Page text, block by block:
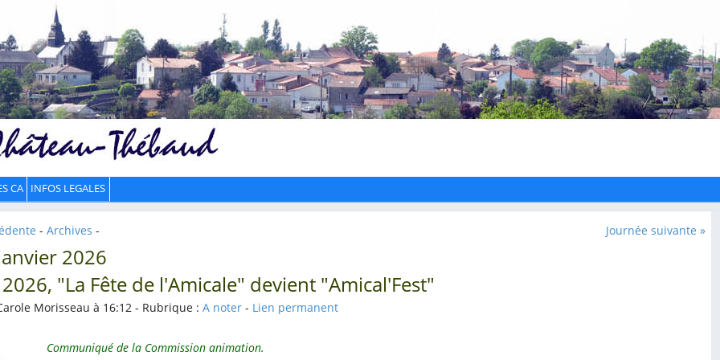
CA INFOS LEGALES
- Archives - Journée suivante »
2026
2026, "La Fête de l'Amicale" devient "Amical'Fest"
Morisseau à 16:12 - Rubrique :A noter - Lien permanent
Communiqué de la Commission animation.